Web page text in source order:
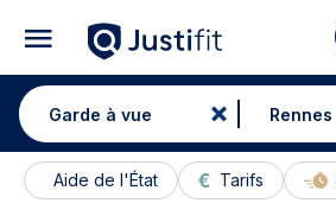
Aide de l'État Tarifs